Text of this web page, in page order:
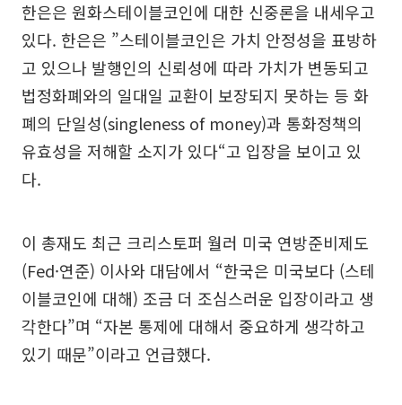
한은은 원화스테이블코인에 대한 신중론을 내세우고
있다. 한은은 ”스테이블코인은 가치 안정성을 표방하
고 있으나 발행인의 신뢰성에 따라 가치가 변동되고
법정화폐와의 일대일 교환이 보장되지 못하는 등 화
폐의 단일성(singleness of money)과 통화정책의
유효성을 저해할 소지가 있다“고 입장을 보이고 있
다.
이 총재도 최근 크리스토퍼 월러 미국 연방준비제도
(Fed·연준) 이사와 대담에서 “한국은 미국보다 (스테
이블코인에 대해) 조금 더 조심스러운 입장이라고 생
각한다”며 “자본 통제에 대해서 중요하게 생각하고
있기 때문”이라고 언급했다.